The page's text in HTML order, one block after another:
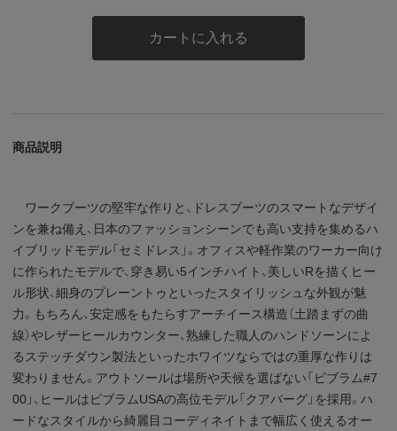
カートに入れる
商品説明
ワークブーツの堅牢な作りと、ドレスブーツのスマートなデザイ
ンを兼ね備え、日本のファッションシーンでも高い支持を集めるハ
イブリッドモデル「セミドレス」。オフィスや軽作業のワーカー向け
に作られたモデルで、穿き易い5インチハイト、美しいRを描くヒー
ル形状、細身のプレーントゥといったスタイリッシュな外観が魅
力。もちろん、安定感をもたらすアーチイース構造（土踏まずの曲
線）やレザーヒールカウンター、熟練した職人のハンドソーンによ
るステッチダウン製法といったホワイツならではの重厚な作りは
変わりません。アウトソールは場所や天候を選ばない「ビブラム#7
00」、ヒールはビブラムUSAの高位モデル「クアバーグ」を採用。ハ
ードなスタイルから綺麗目コーディネイトまで幅広く使えるオー